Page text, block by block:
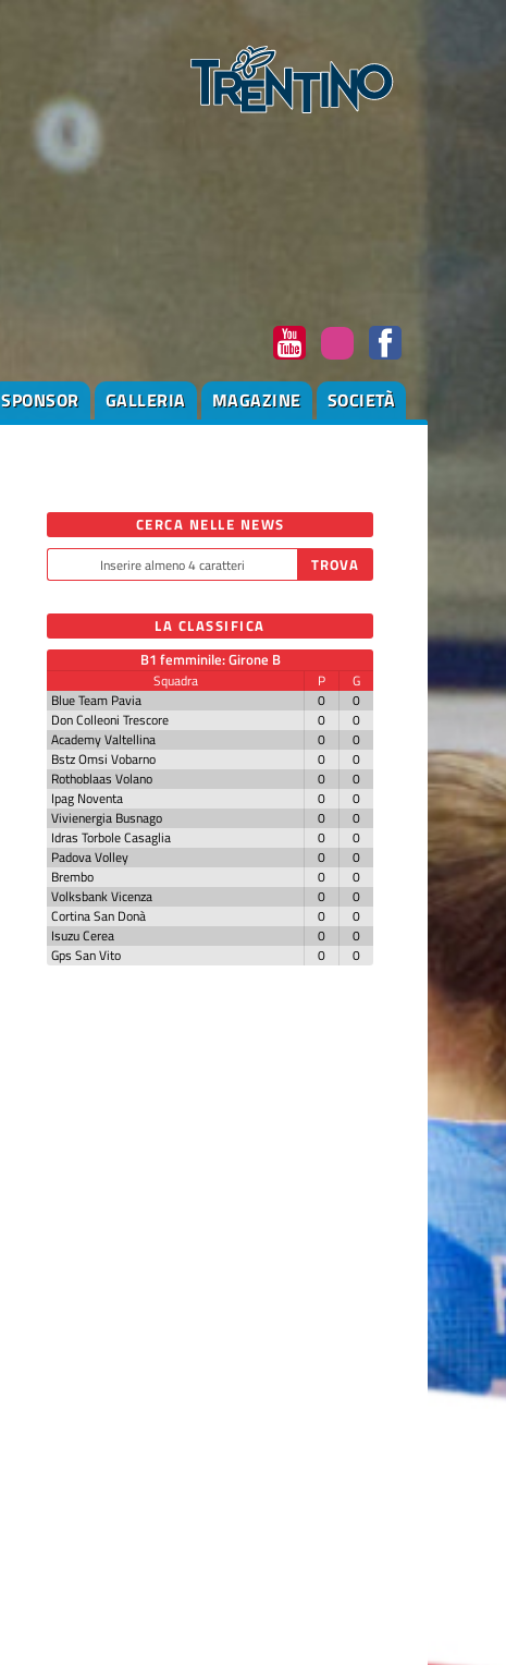
SPONSOR GALLERIA MAGAZINE SOCIETÀ
CERCA NELLE NEWS
LA CLASSIFICA
B1 femminile: Girone B
Squadra P
G
Blue Team Pavia
0
0
Don Colleoni Trescore
0
0
Academy Valtellina
0
0
Bstz Omsi Vobarno
0
0
Rothoblaas Volano
0
0
Ipag Noventa
0
0
Vivienergia Busnago
0
0
Idras Torbole Casaglia
0
0
Padova Volley
0
0
Brembo
0
0
Volksbank Vicenza
0
0
Cortina San Donà
0
0
Isuzu Cerea
0
0
Gps San Vito
0 0